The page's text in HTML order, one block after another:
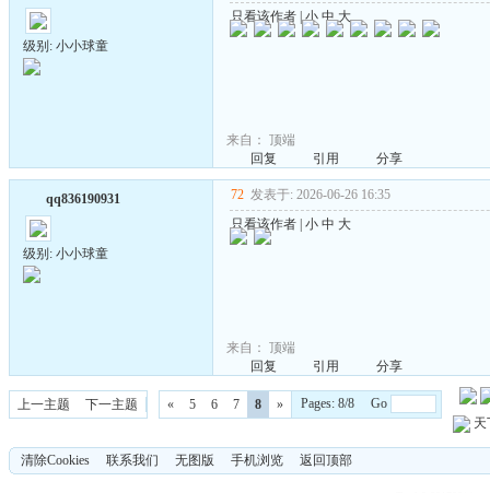
级别: 小小球童
只看该作者 |小 中 大
来自： 顶端
回复
引用 分享
qq836190931
级别: 小小球童
72 发表于: 2026-06-26 16:35
只看该作者 小 中 大
来自： 顶端
回复
引用 分享
上一主题 下一主题 « 5 6 7 8 »
Pages: 8/8 Go
天
清除Cookies 联系我们 无图版 手机浏览 返回顶部